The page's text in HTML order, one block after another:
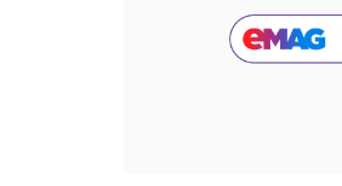
US1628-4-RETRO-PINK